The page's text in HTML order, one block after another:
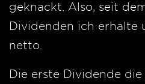
geknackt. Also, seit
Dividenden ich erhalte
netto.
Die erste Dividende